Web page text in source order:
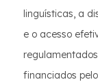
linguísticas, a
e o acesso
financiados